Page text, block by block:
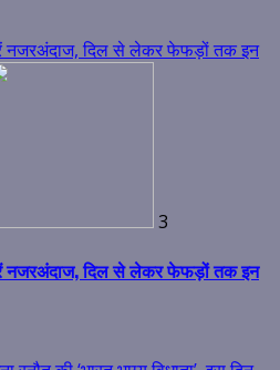
नजरअंदाज, दिल से लेकर फेफड़ों तक इन
3
नजरअंदाज, दिल से लेकर फेफड़ों तक इन